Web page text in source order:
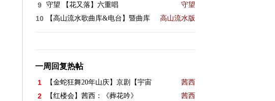
9 守望 【花又落】六重唱 守望
10 【高山流水歌曲库&电台】暨曲库 高山流水版
一周回复热帖
1 【金蛇狂舞20年山庆】京剧【宇宙 茜西
2 【红楼会】茜西：《葬花吟》 茜西